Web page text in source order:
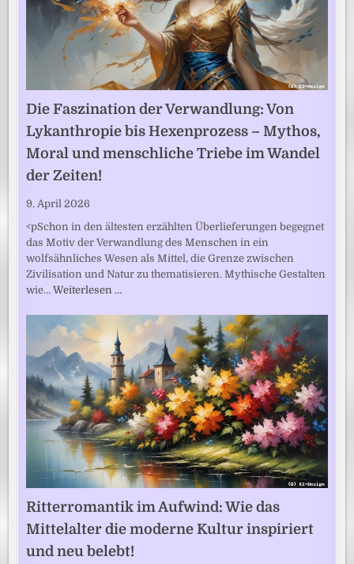
Die Faszination der Verwandlung: Von
Lykanthropie bis Hexenprozess – Mythos,
Moral und menschliche Triebe im Wandel
der Zeiten!
9. April 2026
<pSchon in den ältesten erzählten Überlieferungen begegnet
das Motiv der Verwandlung des Menschen in ein
wolfsähnliches Wesen als Mittel, die Grenze zwischen
Zivilisation und Natur zu thematisieren. Mythische Gestalten
wie…Weiterlesen …
Ritterromantik im Aufwind: Wie das
Mittelalter die moderne Kultur inspiriert
und neu belebt!